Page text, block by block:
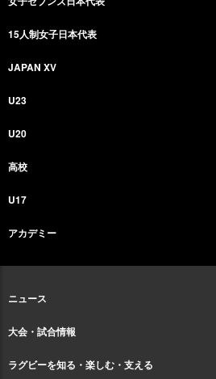
15人制女子日本代表
JAPAN XV
U23
U20
高校
U17
アカデミー
ニュース
大会・試合情報
ラグビーを知る・楽しむ・支える